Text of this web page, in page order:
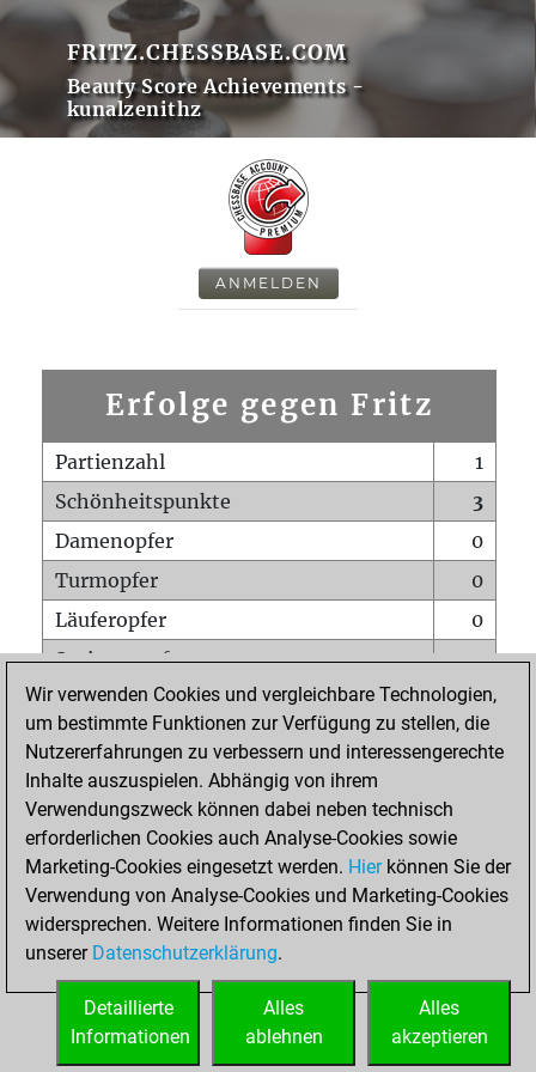
FRITZ.CHESSBASE.COM
Beauty Score Achievements -
kunalzenithz
ANMELDEN
Erfolge gegen Fritz
Partienzahl
1
Schönheitspunkte
3
Damenopfer
0
Turmopfer
0
Läuferopfer
0
Springeropfer
1
Bauernopfer
0
Matt auf vollem Brett
0
Bauer setzt Matt
Erstickte Matts
Unterverwandlungen
0
Türme auf der siebten
0
STARTSEITE
Wir verwenden Cookies und vergleichbare Technologien,
um bestimmte Funktionen zur Verfügung zu stellen, die
Nutzererfahrungen zu verbessern und interessengerechte
Inhalte auszuspielen. Abhängig von ihrem
Verwendungszweck können dabei neben technisch
erforderlichen Cookies auch Analyse-Cookies sowie
Marketing-Cookies eingesetzt werden. Hierkönnen Sie der
Verwendung von Analyse-Cookies und Marketing-Cookies
widersprechen. Weitere Informationen finden Sie in
unserer Datenschutzerklärung.
Alles
akzeptieren
Alles
ablehnen
Detaillierte
Informationen